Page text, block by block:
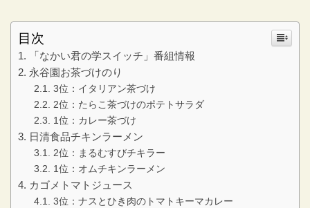
目次
「なかい君の学スイッチ」番組情報
永谷園お茶づけのり
3位：イタリアン茶づけ
2位：たらこ茶づけのポテトサラダ
1位：カレー茶づけ
日清食品チキンラーメン
2位：まるむすびチキラー
1位：オムチキンラーメン
カゴメトマトジュース
3位：ナスとひき肉のトマトキーマカレー